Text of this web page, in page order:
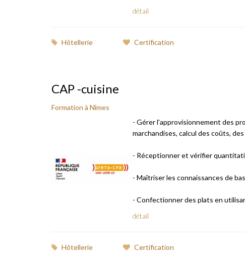
détail
Hôtellerie Certification
CAP -cuisine
Formation à Nîmes
- Gérer l'approvisionnement des
marchandises, calcul des coûts,
- Réceptionner et vérifier
- Maîtriser les connaissances de
- Confectionner des plats en
détail
Hôtellerie Certification